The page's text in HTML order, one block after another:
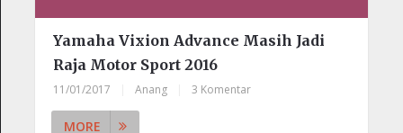
Yamaha Vixion Advance Masih Jadi
Raja Motor Sport 2016
11/01/2017 Anang 3 Komentar
MORE